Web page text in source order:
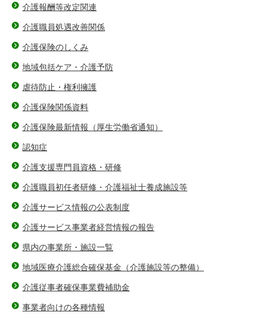
介護報酬等改定関連
介護職員処遇改善関係
介護保険のしくみ
地域包括ケア・介護予防
虐待防止・権利擁護
介護保険関係資料
介護保険最新情報（厚生労働省通知）
認知症
介護支援専門員資格・研修
介護職員初任者研修・介護福祉士養成施設等
介護サービス情報の公表制度
介護サービス事業者経営情報の報告
県内の事業所・施設一覧
地域医療介護総合確保基金（介護施設等の整備）
介護従事者確保事業費補助金
事業者向けの各種情報